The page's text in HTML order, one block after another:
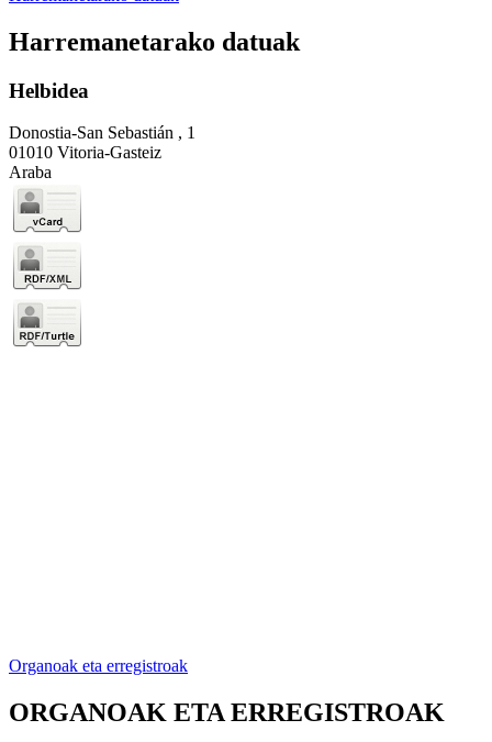
Harremanetarako datuak
Helbidea
Donostia-San Sebastián , 1
01010 Vitoria-Gasteiz
Araba
Organoak eta erregistroak
ORGANOAK ETA ERREGISTROAK